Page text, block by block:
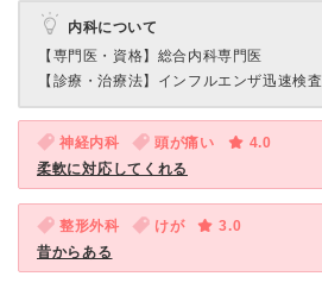
内科について
【専門医・資格】 総合内科専門医
【診療・治療法】 インフルエンザ迅速検査
神経内科 頭が痛い
4.0
柔軟に対応してくれる
整形外科 けが
3.0
昔からある